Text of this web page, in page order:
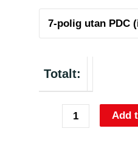
Totalt:
Add